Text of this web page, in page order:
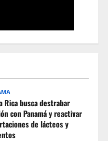
Rica busca destrabar
con Panamá y reactivar
de lácteos y